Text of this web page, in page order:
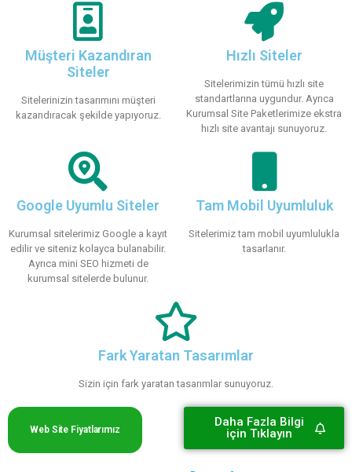
Müşteri Kazandıran
Siteler
Sitelerinizin tasarımını müşteri
kazandıracak şekilde yapıyoruz.
Hızlı Siteler
Sitelerimizin tümü hızlı site
standartlarına uygundur. Ayrıca
Kurumsal Site Paketlerimize ekstra
hızlı site avantajı sunuyoruz.
Google Uyumlu Siteler
Kurumsal sitelerimiz Google a kayıt
edilir ve siteniz kolayca bulanabilir.
Ayrıca mini SEO hizmeti de
kurumsal sitelerde bulunur.
Tam Mobil Uyumluluk
Sitelerimiz tam mobil uyumlulukla
tasarlanır.
Fark Yaratan Tasarımlar
Sizin için fark yaratan tasarımlar sunuyoruz.
Web Site Fiyatlarımız
Daha Fazla Bilgi
için Tıklayın